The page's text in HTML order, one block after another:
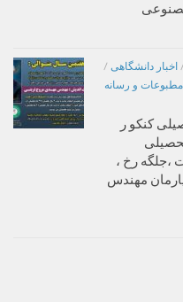
/ اخبار دانشگاهی /
مطبوعات و رسانه
کنکو ر
تحصیلی
،جلگه رخ ،
مهندس